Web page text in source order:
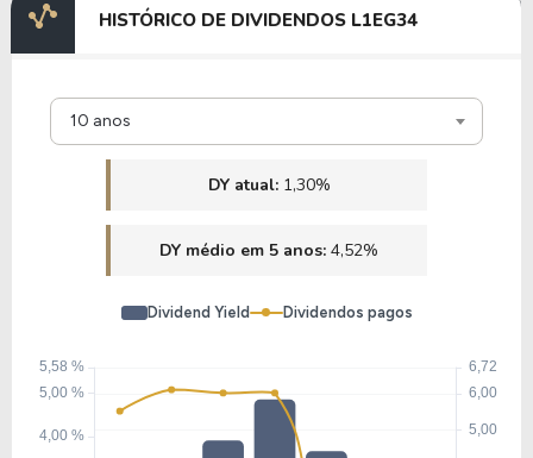
HISTÓRICO DE DIVIDENDOS L1EG34
10 anos
DY atual: 1,30%
DY médio em 5 anos: 4,52%
Dividend Yield Dividendos pagos